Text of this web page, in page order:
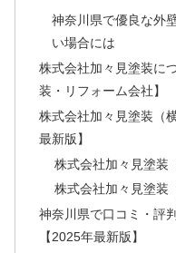
神奈川県で優良な外
い場合には
株式会社加々見塗装に
装・リフォーム会社】
株式会社加々見塗装（
最新版】
株式会社加々見塗装
株式会社加々見塗装
神奈川県で口コミ・評
【2025年最新版】